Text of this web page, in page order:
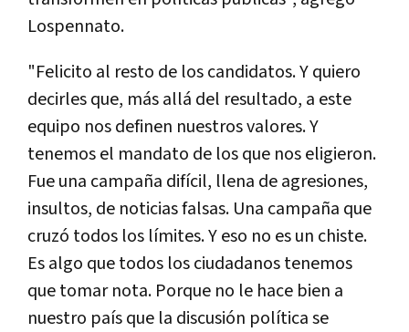
Lospennato.
"Felicito al resto de los candidatos. Y quiero
decirles que, más allá del resultado, a este
equipo nos definen nuestros valores. Y
tenemos el mandato de los que nos eligieron.
Fue una campaña difícil, llena de agresiones,
insultos, de noticias falsas. Una campaña que
cruzó todos los límites. Y eso no es un chiste.
Es algo que todos los ciudadanos tenemos
que tomar nota. Porque no le hace bien a
nuestro país que la discusión política se